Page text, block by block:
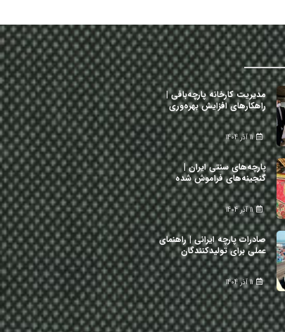
مدیریت کارخانه پارچه‌بافی |
راهکارهای افزایش بهره‌وری
11 آذر 1404
پارچه‌های سنتی ایران |
گنجینه‌های فراموش شده
11 آذر 1404
صادرات پارچه ایرانی | راهنمای
عملی برای تولیدکنندگان
11 آذر 1404